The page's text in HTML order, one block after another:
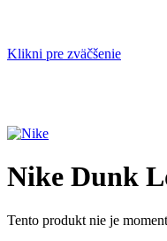
Klikni pre zväčšenie
Nike Dunk
Tento produkt nie je